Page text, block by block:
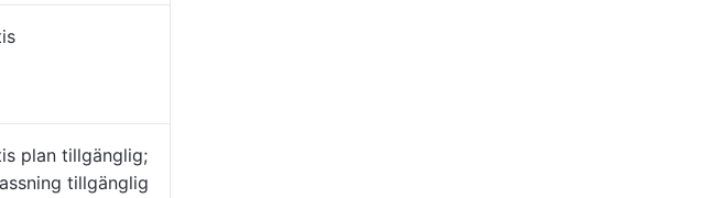
plan tillgänglig;
tillgänglig